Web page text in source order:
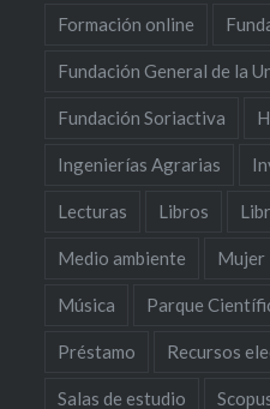
Formación online
Fundación General de la
Fundación Soriactiva
Ingenierías Agrarias
Lecturas Libros
Medio ambiente Mujer
Música Parque
Préstamo Recursos
Salas de estudio